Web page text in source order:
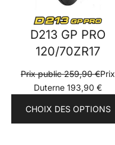
D213 GP PRO
120/70ZR17
Prix public259,90€Prix
Duterne 193,90 €
CHOIX DES OPTIONS